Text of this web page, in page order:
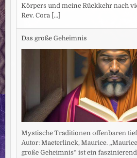
Körpers und meine Rückkehr nach
Rev. Cora [...]
Das große Geheimnis
Mystische Traditionen offenbaren
Autor: Maeterlinck, Maurice.
große Geheimnis“ ist ein